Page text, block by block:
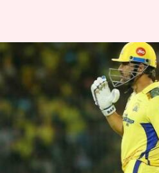
ஐபிஎல்லில்
அடித்து
சாதனை
எழுதியவர் Sekar Chinnappan
செய்தி முன்னோட்டம்